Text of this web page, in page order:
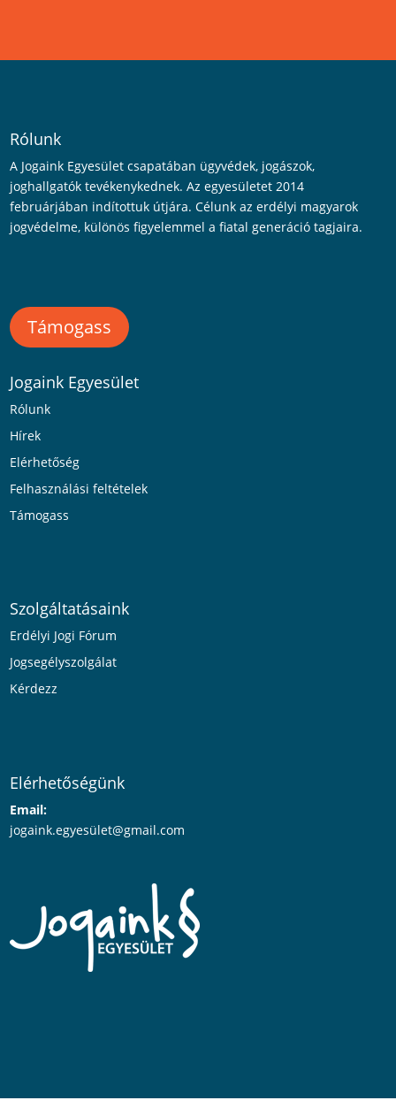
Rólunk
A Jogaink Egyesület csapatában ügyvédek, jogászok,
joghallgatók tevékenykednek. Az egyesületet 2014
februárjában indítottuk útjára. Célunk az erdélyi magyarok
jogvédelme, különös figyelemmel a fiatal generáció tagjaira.
Támogass
Jogaink Egyesület
Rólunk
Hírek
Elérhetőség
Felhasználási feltételek
Támogass
Szolgáltatásaink
Erdélyi Jogi Fórum
Jogsegélyszolgálat
Kérdezz
Elérhetőségünk
Email:
jogaink.egyesület@gmail.com